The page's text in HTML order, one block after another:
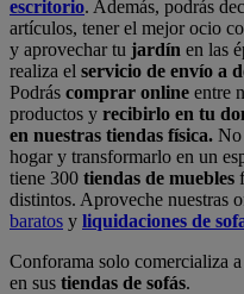
escritorio. Además, podrás
artículos, tener el mejor ocio
y aprovechar tu jardín en las
realiza el servicio de envío a
Podrás comprar online entre
productos y recibirlo en tu
en nuestras tiendas física. No
hogar y transformarlo en un
tiene 300 tiendas de muebles
distintos. Aproveche nuestras
baratos y liquidaciones de
Conforama solo comercializa
en sus tiendas de sofás.